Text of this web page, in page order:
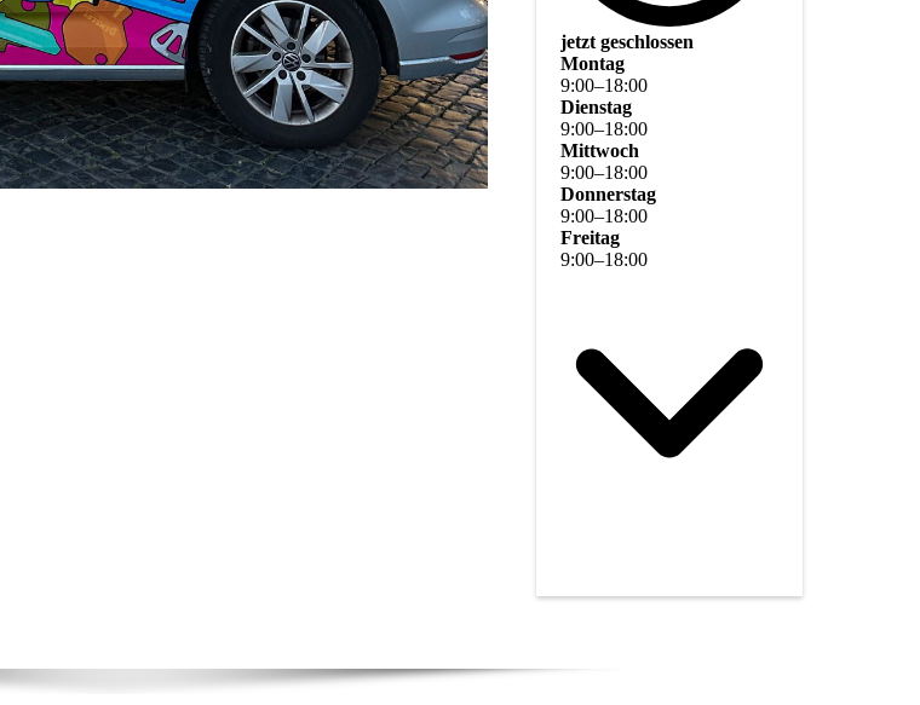
jetzt geschlossen
Montag
9:00–18:00
Dienstag
9:00–18:00
Mittwoch
9:00–18:00
Donnerstag
9:00–18:00
Freitag
9:00–18:00